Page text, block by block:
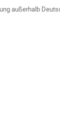
außerhalb